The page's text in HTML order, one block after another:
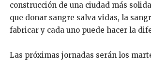
construcción de una ciudad más
que donar sangre salva vidas, la
fabricar y cada uno puede hacer la
Las próximas jornadas serán los